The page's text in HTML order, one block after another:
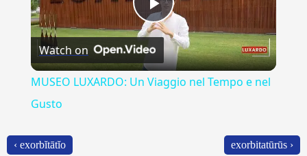
Play
Video
Watch on
MUSEO LUXARDO: Un Viaggio nel Tempo e nel
Gusto
‹ exorbĭtātĭo exorbitatūrūs ›